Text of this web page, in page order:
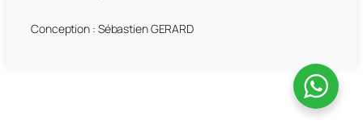
Conception : Sébastien GERARD